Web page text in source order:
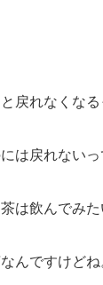
戻れなくなる
は戻れないっ
は飲んでみ
んですけどね